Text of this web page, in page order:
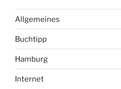
Allgemeines
Buchtipp
Hamburg
Internet